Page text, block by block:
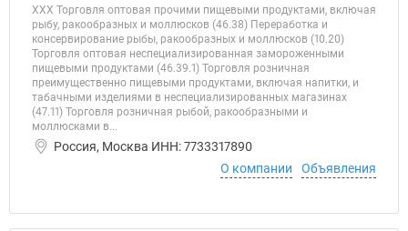
ХХХ Торговля оптовая прочими пищевыми продуктами, включая
рыбу, ракообразных и моллюсков (46.38) Переработка и
консервирование рыбы, ракообразных и моллюсков (10.20)
Торговля оптовая неспециализированная замороженными
пищевыми продуктами (46.39.1) Торговля розничная
преимущественно пищевыми продуктами, включая напитки, и
табачными изделиями в неспециализированных магазинах
(47.11) Торговля розничная рыбой, ракообразными и
моллюсками в...
Россия, Москва ИНН: 7733317890
О компании
Объявления